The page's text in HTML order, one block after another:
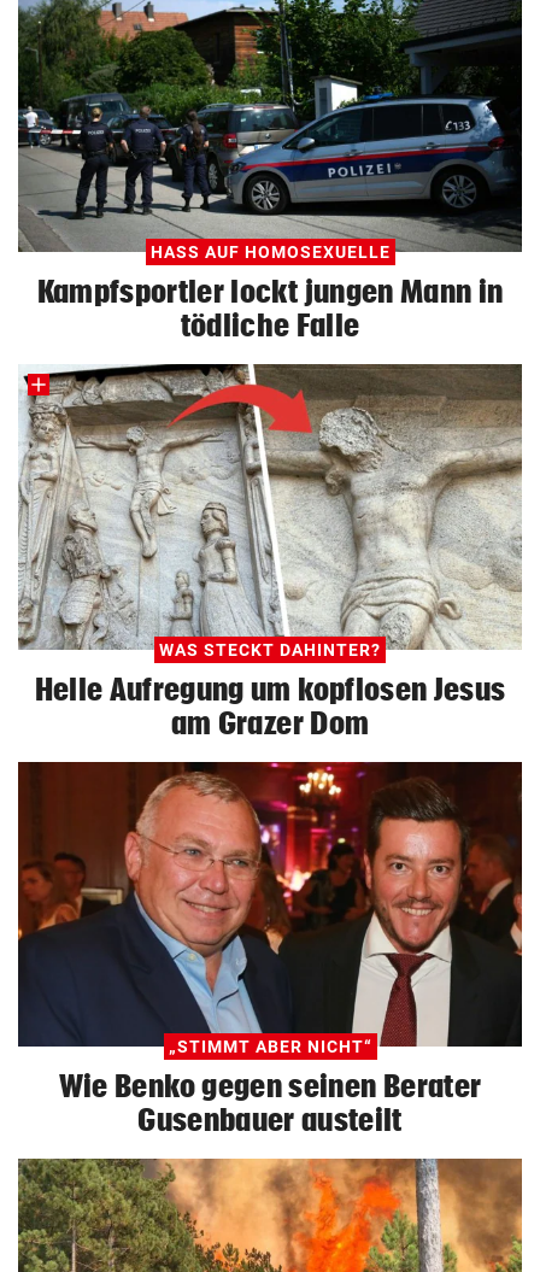
HASS AUF HOMOSEXUELLE
Kampfsportler lockt jungen Mann in
tödliche Falle
WAS STECKT DAHINTER?
Helle Aufregung um kopflosen Jesus
am Grazer Dom
„STIMMT ABER NICHT“
Wie Benko gegen seinen Berater
Gusenbauer austeilt